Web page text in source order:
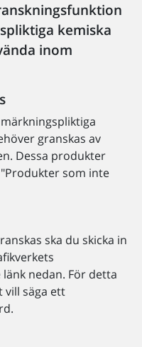
kemiska
inom
granskas av
Dessa produkter
som inte
ska du skicka in
nedan. För detta
vill säga ett